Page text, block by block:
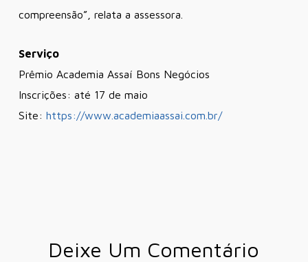
compreensão”, relata a assessora.
Serviço
Prêmio Academia Assaí Bons Negócios
Inscrições: até 17 de maio
Site: https://www.academiaassai.com.br/
Deixe Um Comentário